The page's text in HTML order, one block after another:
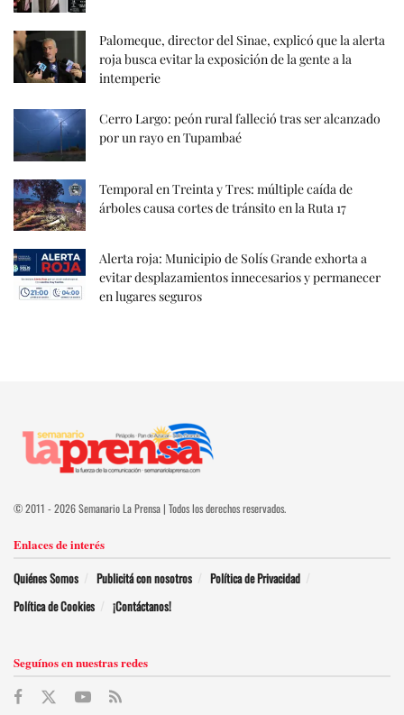
Palomeque, director del Sinae, explicó que la alerta
roja busca evitar la exposición de la gente a la
intemperie
Cerro Largo: peón rural falleció tras ser alcanzado
por un rayo en Tupambaé
Temporal en Treinta y Tres: múltiple caída de
árboles causa cortes de tránsito en la Ruta 17
Alerta roja: Municipio de Solís Grande exhorta a
evitar desplazamientos innecesarios y permanecer
en lugares seguros
© 2011 - 2026 Semanario La Prensa | Todos los derechos reservados.
Enlaces de interés
Quiénes Somos Publicitá con nosotros
Política de Privacidad
Política de Cookies
¡Contáctanos!
Seguínos en nuestras redes